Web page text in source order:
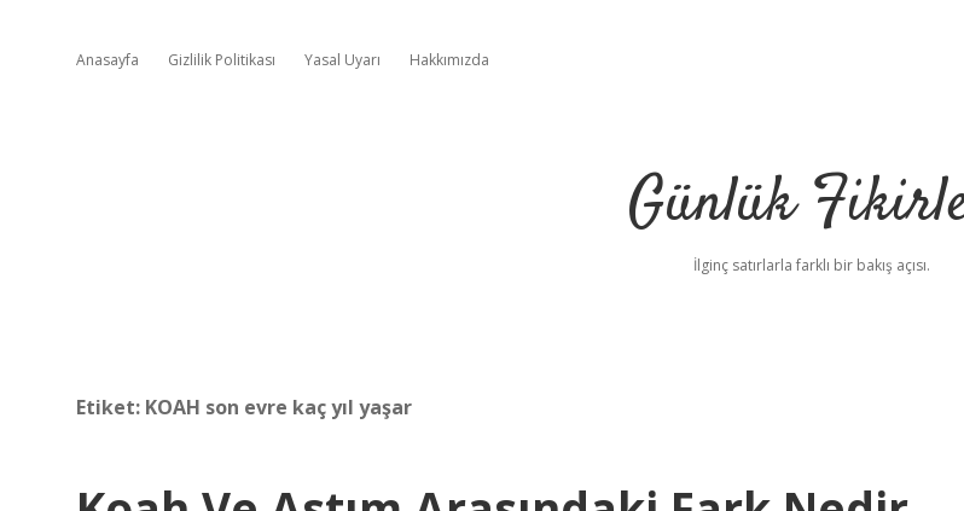
Anasayfa Gizlilik Politikası Yasal Uyarı Hakkımızda
Günlük
İlginç satırlarla farklı bir bakış açısı.
Etiket: KOAH son evre kaç yıl yaşar